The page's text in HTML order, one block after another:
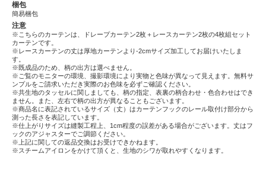
梱包
簡易梱包
注意
※こちらのカーテンは、ドレープカーテン2枚＋レースカーテン2枚の4枚組セット
カーテンです。
※レースカーテンの丈は厚地カーテンより-2cmサイズ加工してお届けいたしま
す。
※既成品のため、柄の出方は選べません。
※ご覧のモニターの環境、撮影環境により実物と色味が異なって見えます。無料サ
ンプルをご請求いただき実際のお色味を必ずご確認ください。
※共生地のタッセルに関しましても、柄の指定、表裏の柄合わせ・色合わせはでき
ません。また、左右で柄の出方が異なることもございます。
※商品名に表記されているサイズ（丈）はカーテンフックのレール取付け部分から
測った長さを表記しています。
※仕上がりサイズは縫製工程上、1cm程度の誤差がある場合がございます。丈はフ
ックのアジャスターでご調節ください。
※上記に関しての返品交換はお受けできかねます。
※スチームアイロンをかけて頂くと、生地のシワが取れやすくなります。